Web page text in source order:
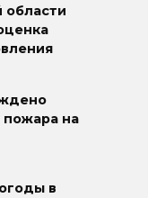
пожара на
в